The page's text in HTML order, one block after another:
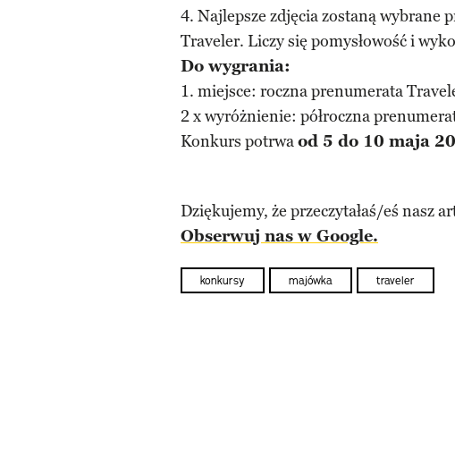
4. Najlepsze zdjęcia zostaną wybrane
Traveler. Liczy się pomysłowość i
Do wygrania:
1. miejsce: roczna prenumerata
2 x wyróżnienie: półroczna
Konkurs potrwaod 5 do 10 maja
Dziękujemy, że przeczytałaś/eś nasz
Obserwuj nas w Google.
konkursy majówka traveler